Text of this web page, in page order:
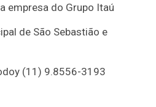
empresa do Grupo Itaú
de São Sebastião e
(11) 9.8556-3193